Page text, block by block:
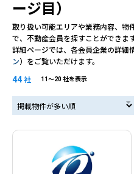
ージ目）
取り扱い可能エリアや業務内容、物
で、不動産会員を探すことができます
詳細ページでは、各会員企業の詳細
ン）をご覧いただけます。
44 社 11〜20 社を表示
掲載物件が多い順